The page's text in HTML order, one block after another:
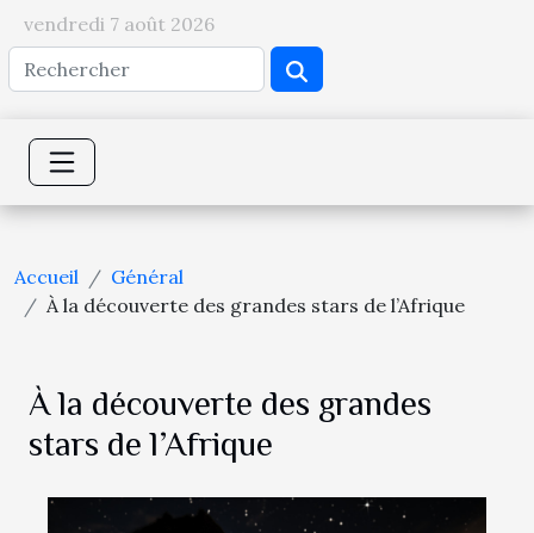
vendredi 7 août 2026
Accueil
Général
À la découverte des grandes stars de l’Afrique
À la découverte des grandes
stars de l’Afrique